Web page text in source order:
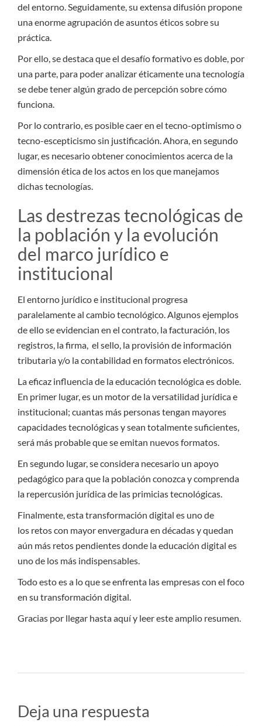
del entorno. Seguidamente, su extensa difusión propone
una enorme agrupación de asuntos éticos sobre su
práctica.
Por ello, se destaca que el desafío formativo es doble, por
una parte, para poder analizar éticamente una tecnología
se debe tener algún grado de percepción sobre cómo
funciona.
Por lo contrario, es posible caer en el tecno-optimismo o
tecno-escepticismo sin justificación. Ahora, en segundo
lugar, es necesario obtener conocimientos acerca de la
dimensión ética de los actos en los que manejamos
dichas tecnologías.
Las destrezas tecnológicas de
la población y la evolución
del marco jurídico e
institucional
El entorno jurídico e institucional progresa
paralelamente al cambio tecnológico. Algunos ejemplos
de ello se evidencian en el contrato, la facturación, los
registros, la firma, el sello, la provisión de información
tributaria y/o la contabilidad en formatos electrónicos.
La eficaz influencia de la educación tecnológica es doble.
En primer lugar, es un motor de la versatilidad jurídica e
institucional; cuantas más personas tengan mayores
capacidades tecnológicas y sean totalmente suficientes,
será más probable que se emitan nuevos formatos.
En segundo lugar, se considera necesario un apoyo
pedagógico para que la población conozca y comprenda
la repercusión jurídica de las primicias tecnológicas.
Finalmente, esta transformación digital es uno de
los retos con mayor envergadura en décadas y quedan
aún más retos pendientes donde la educación digital es
uno de los más indispensables.
Todo esto es a lo que se enfrenta las empresas con el foco
en su transformación digital.
Gracias por llegar hasta aquí y leer este amplio resumen.
Deja una respuesta